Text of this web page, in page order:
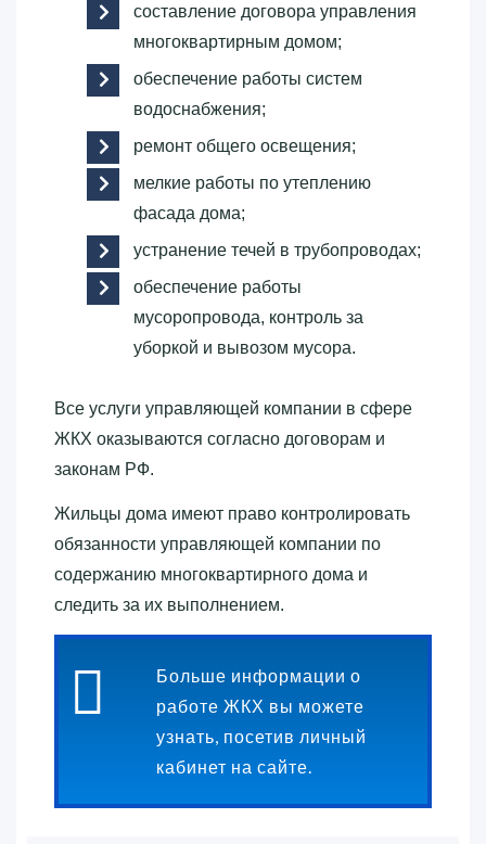
составление договора управления
многоквартирным домом;
обеспечение работы систем
водоснабжения;
ремонт общего освещения;
мелкие работы по утеплению
фасада дома;
устранение течей в трубопроводах;
обеспечение работы
мусоропровода, контроль за
уборкой и вывозом мусора.
Все услуги управляющей компании в сфере
ЖКХ оказываются согласно договорам и
законам РФ.
Жильцы дома имеют право контролировать
обязанности управляющей компании по
содержанию многоквартирного дома и
следить за их выполнением.
Больше информации о
работе ЖКХ вы можете
узнать, посетив личный
кабинет на сайте.